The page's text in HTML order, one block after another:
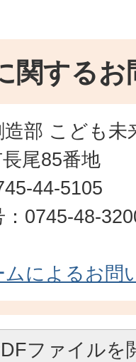
関するお
部 こども未
尾85番地
44-5105
0745-48-
ムによるお問
ファイルを